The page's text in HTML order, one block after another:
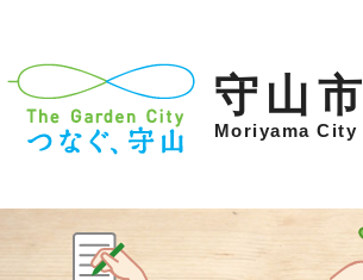
守山市
Moriyama City